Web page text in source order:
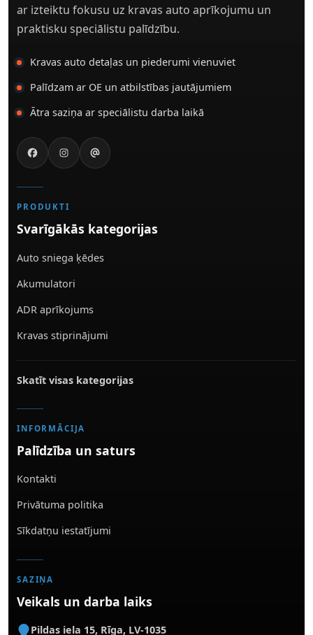
ar izteiktu fokusu uz kravas auto aprīkojumu un
praktisku speciālistu palīdzību.
Kravas auto detaļas un piederumi vienuviet
Palīdzam ar OE un atbilstības jautājumiem
Ātra saziņa ar speciālistu darba laikā
PRODUKTI
Svarīgākās kategorijas
Auto sniega ķēdes
Akumulatori
ADR aprīkojums
Kravas stiprinājumi
Skatīt visas kategorijas
INFORMĀCIJA
Palīdzība un saturs
Kontakti
Privātuma politika
Sīkdatņu iestatījumi
SAZIŅA
Veikals un darba laiks
Pildas iela 15, Rīga, LV-1035